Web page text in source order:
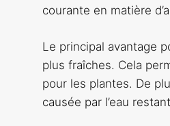
courante en matière
Le principal avantage
plus fraîches. Cela
pour les plantes. De
causée par l’eau